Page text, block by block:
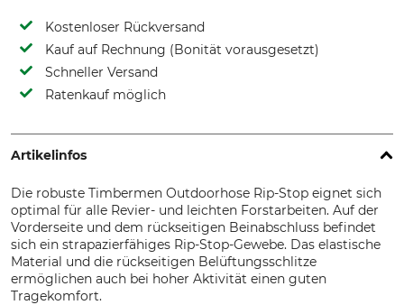
Kostenloser Rückversand
Kauf auf Rechnung (Bonität vorausgesetzt)
Schneller Versand
Ratenkauf möglich
Artikelinfos
Die robuste Timbermen Outdoorhose Rip-Stop eignet sich
optimal für alle Revier- und leichten Forstarbeiten. Auf der
Vorderseite und dem rückseitigen Beinabschluss befindet
sich ein strapazierfähiges Rip-Stop-Gewebe. Das elastische
Material und die rückseitigen Belüftungsschlitze
ermöglichen auch bei hoher Aktivität einen guten
Tragekomfort.